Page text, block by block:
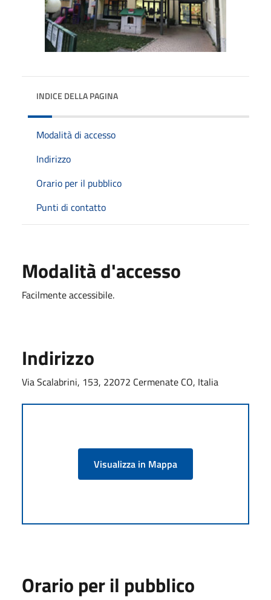
INDICE DELLA PAGINA
Modalità di accesso
Indirizzo
Orario per il pubblico
Punti di contatto
Modalità d'accesso
Facilmente accessibile.
Indirizzo
Via Scalabrini, 153, 22072 Cermenate CO, Italia
Visualizza in Mappa
Orario per il pubblico